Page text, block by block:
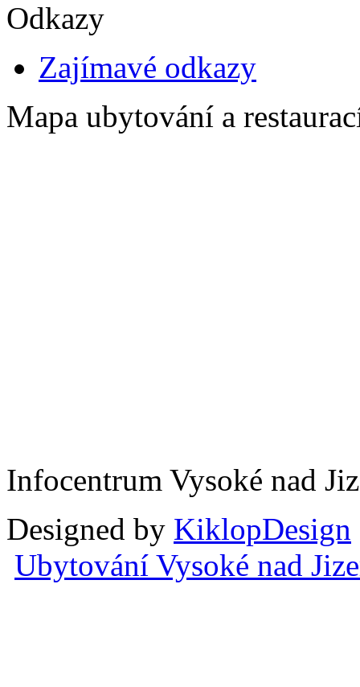
Odkazy
Zajímavé odkazy
Mapa ubytování a
Infocentrum Vysoké nad
Designed by KiklopDesign
Ubytování Vysoké nad